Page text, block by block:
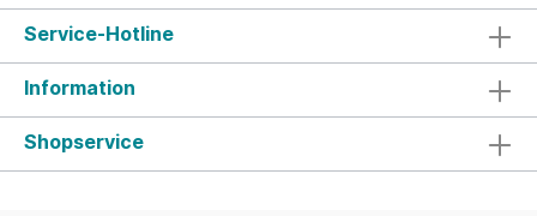
Service-Hotline
Information
Shopservice